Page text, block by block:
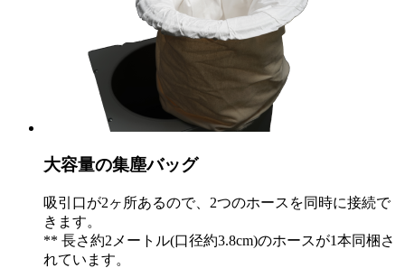
大容量の集塵バッグ
吸引口が2ヶ所あるので、2つのホースを同時に接続で
きます。
** 長さ約2メートル(口径約3.8cm)のホースが1本同梱さ
れています。